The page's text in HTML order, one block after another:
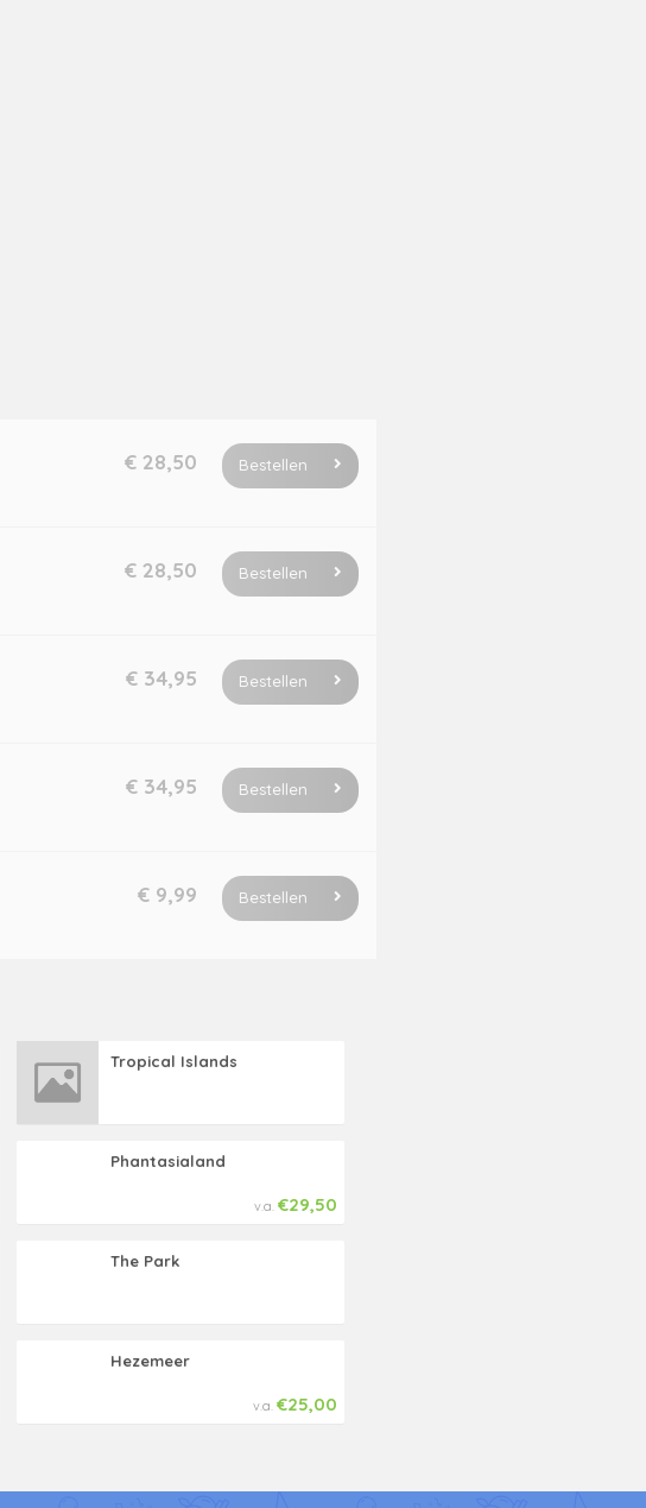
€ 28,50 Bestellen
€ 28,50 Bestellen
€ 34,95 Bestellen
€ 34,95 Bestellen
€ 9,99 Bestellen
Tropical Islands
Phantasialand
v.a. €29,50
The Park
Hezemeer
v.a. €25,00